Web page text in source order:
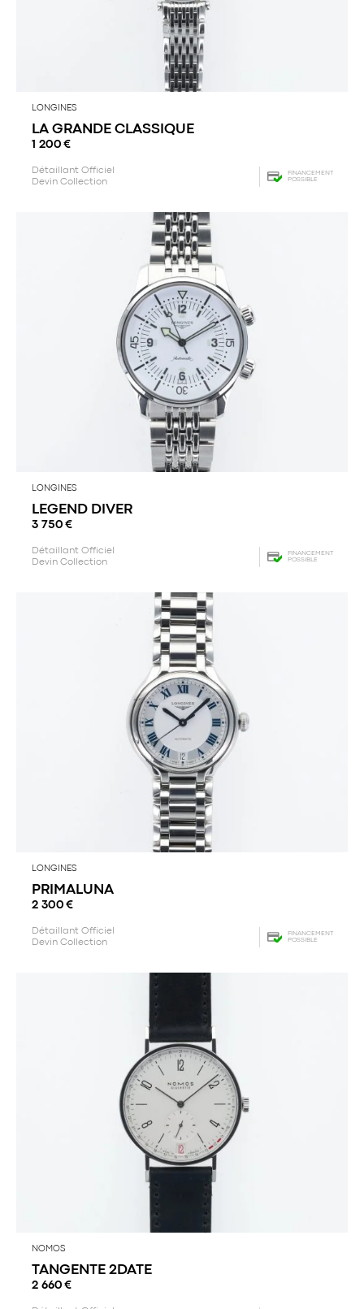
LONGINES
LA GRANDE CLASSIQUE
1 200 €
Détaillant Officiel
Devin Collection
FINANCEMENT
POSSIBLE
LONGINES
LEGEND DIVER
3 750 €
Détaillant Officiel
Devin Collection
FINANCEMENT
POSSIBLE
LONGINES
PRIMALUNA
2 300 €
Détaillant Officiel
Devin Collection
FINANCEMENT
POSSIBLE
NOMOS
TANGENTE 2DATE
2 660 €